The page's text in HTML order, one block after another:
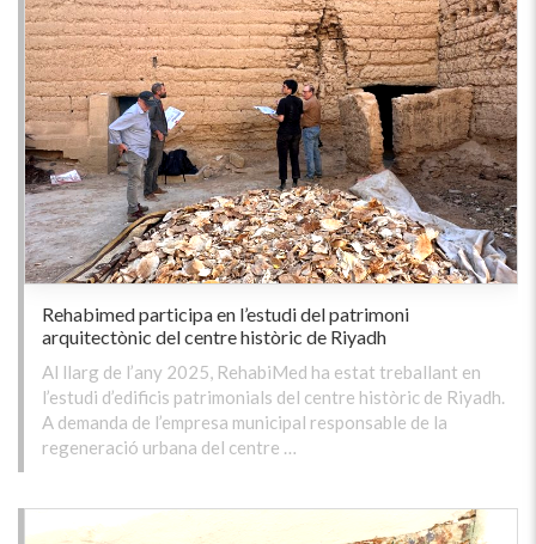
Rehabimed participa en l’estudi del patrimoni
arquitectònic del centre històric de Riyadh
Al llarg de l’any 2025, RehabiMed ha estat treballant en
l’estudi d’edificis patrimonials del centre històric de Riyadh.
A demanda de l’empresa municipal responsable de la
regeneració urbana del centre …